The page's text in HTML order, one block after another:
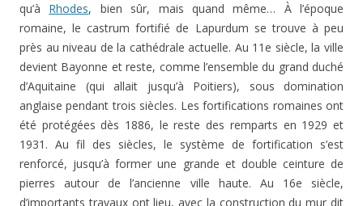
qu’à Rhodes, bien sûr, mais quand même… À l’époque
romaine, le castrum fortifié de Lapurdum se trouve à peu
près au niveau de la cathédrale actuelle. Au 11e siècle, la ville
devient Bayonne et reste, comme l’ensemble du grand duché
d’Aquitaine (qui allait jusqu’à Poitiers), sous domination
anglaise pendant trois siècles. Les fortifications romaines ont
été protégées dès 1886, le reste des remparts en 1929 et
1931. Au fil des siècles, le système de fortification s’est
renforcé, jusqu’à former une grande et double ceinture de
pierres autour de l’ancienne ville haute. Au 16e siècle,
d’importants travaux ont lieu, avec la construction du mur dit